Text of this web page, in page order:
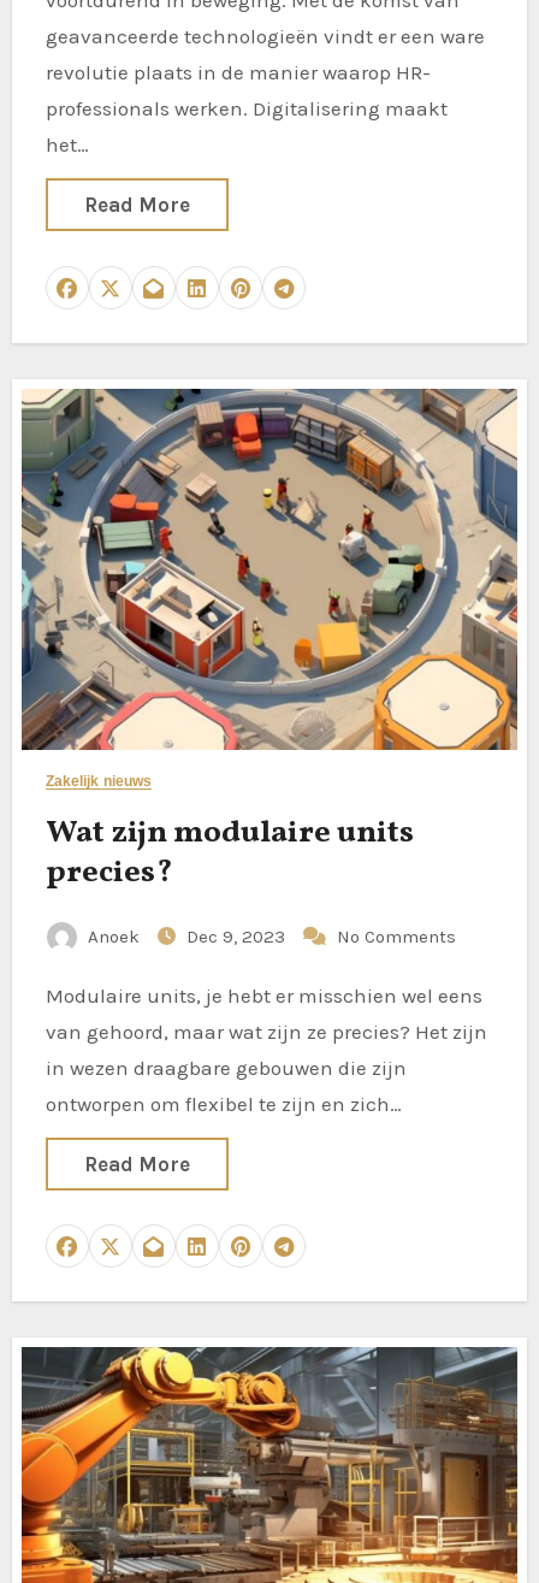
geavanceerde technologieën vindt er een ware
revolutie plaats in de manier waarop HR-
professionals werken. Digitalisering maakt
het…
Read More
Zakelijk nieuws
Wat zijn modulaire units
precies?
Anoek Dec 9, 2023 No Comments
Modulaire units, je hebt er misschien wel eens
van gehoord, maar wat zijn ze precies? Het zijn
in wezen draagbare gebouwen die zijn
ontworpen om flexibel te zijn en zich…
Read More